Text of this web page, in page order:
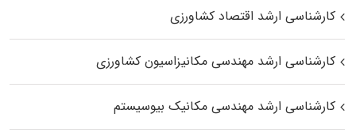
کارشناسی ارشد اقتصاد کشاورزی
کارشناسی ارشد مهندسی مکانیزاسیون کشاورزی
کارشناسی ارشد مهندسی مکانیک بیوسیستم